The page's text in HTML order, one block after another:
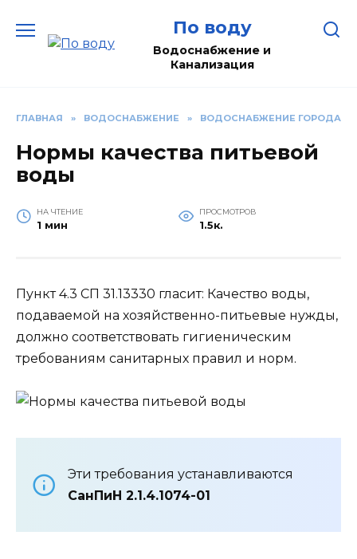
содержанию
По воду
Водоснабжение и
Канализация
ГЛАВНАЯ » ВОДОСНАБЖЕНИЕ » ВОДОСНАБЖЕНИЕ ГОРОДА
Нормы качества питьевой
воды
НА ЧТЕНИЕ
1 мин
ПРОСМОТРОВ
1.5к.
Пункт 4.3 СП 31.13330 гласит: Качество воды,
подаваемой на хозяйственно-питьевые нужды,
должно соответствовать гигиеническим
требованиям санитарных правил и норм.
Эти требования устанавливаются
СанПиН 2.1.4.1074-01